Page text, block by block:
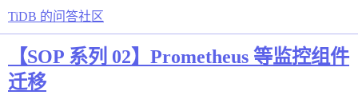
TiDB 的问答社区
【SOP 系列 02】Prometheus 等监控组件
迁移